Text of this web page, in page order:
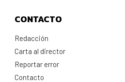
CONTACTO
Redacción
Carta al director
Reportar error
Contacto